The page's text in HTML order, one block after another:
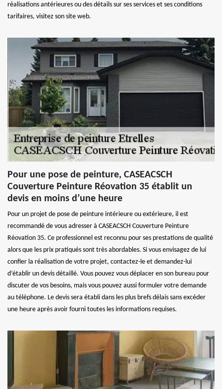
réalisations antérieures ou des détails sur ses services et ses conditions
tarifaires, visitez son site web.
Pour une pose de peinture, CASEACSCH
Couverture Peinture Réovation 35 établit un
devis en moins d’une heure
Pour un projet de pose de peinture intérieure ou extérieure, il est
recommandé de vous adresser à CASEACSCH Couverture Peinture
Réovation 35. Ce professionnel est reconnu pour ses prestations de qualité
alors que les prix pratiqués sont très abordables. Si vous envisagez de lui
confier la réalisation de votre projet, contactez-le et demandez-lui
d’établir un devis détaillé. Vous pouvez vous déplacer en son bureau pour
discuter de vos besoins, mais vous pouvez aussi formuler votre demande
au téléphone. Le devis sera établi dans les plus brefs délais sans excéder
une heure après avoir fourni toutes les informations requises.